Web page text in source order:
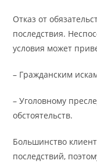
Отказ от
последствия.
условия может
– Гражданским
– Уголовному
обстоятельств.
Большинство
последствий,